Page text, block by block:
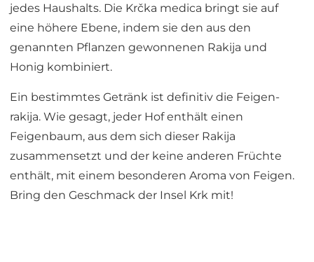
jedes Haushalts. Die Krčka medica bringt sie auf
eine höhere Ebene, indem sie den aus den
genannten Pflanzen gewonnenen Rakija und
Honig kombiniert.
Ein bestimmtes Getränk ist definitiv die Feigen-
rakija. Wie gesagt, jeder Hof enthält einen
Feigenbaum, aus dem sich dieser Rakija
zusammensetzt und der keine anderen Früchte
enthält, mit einem besonderen Aroma von Feigen.
Bring den Geschmack der Insel Krk mit!